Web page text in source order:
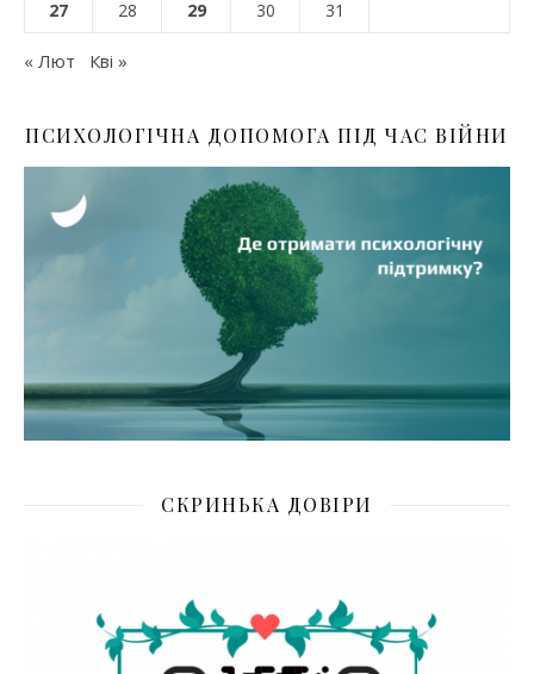
27 28 29 30 31
« Лют Кві »
ПСИХОЛОГІЧНА ДОПОМОГА ПІД ЧАС ВІЙНИ
СКРИНЬКА ДОВІРИ